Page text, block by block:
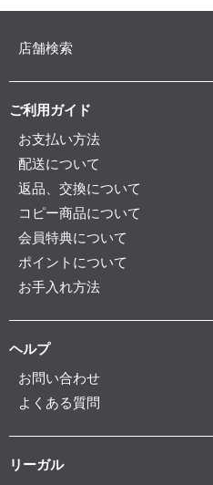
店舗検索
ご利用ガイド
お支払い方法
配送について
返品、交換について
コピー商品について
会員特典について
ポイントについて
お手入れ方法
ヘルプ
お問い合わせ
よくある質問
リーガル